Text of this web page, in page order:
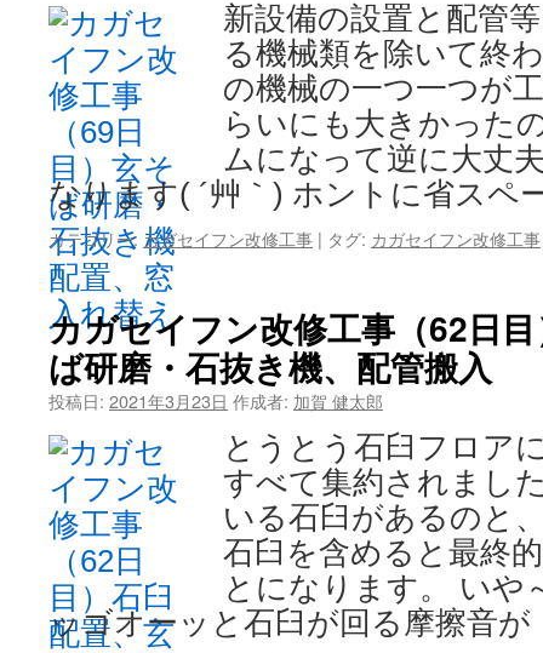
新設備の設置と配管
る機械類を除いて終
の機械の一つ一つが
らいにも大きかった
ムになって逆に大丈
なります( ´艸｀) ホントに省ス
カテゴリー: カガセイフン改修工事 | タグ: カガセイフン改修工事
カガセイフン改修工事（62日
ば研磨・石抜き機、配管搬入
投稿日: 2021年3月23日 作成者: 加賀 健太郎
とうとう石臼フロア
すべて集約されまし
いる石臼があるのと
石臼を含めると最終
とになります。 いや
ッゴオーッと石臼が回る摩擦音